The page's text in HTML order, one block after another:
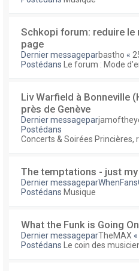
Schkopi forum: reduire
page
Dernier messageparbastho «
Postédans
Le forum : Mode
Liv Warfield à Bonneville
près de Genève
Dernier messagepar
Postédans
Concerts & Soirées Princières,
The temptations - just
Dernier messagepar
Postédans Musique
What the Funk is Going On
Dernier messageparTheMAX «
Postédans
Le coin des